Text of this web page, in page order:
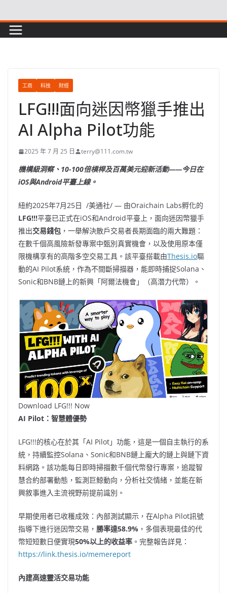
to
content
工商 科技 財經
LFG!!!面向迷因幣獵手推出
AI Alpha Pilot功能
2025 年 7 月 25 日 terry@111.com.tw
機構級洞察、 10-100倍槓桿及百萬美元迎新活動——今日在
iOS與Android平臺上線。
紐約2025年7月25日 /美通社/ — 由Oraichain Labs孵化的
LFG!!!平臺已正式在iOS和Android平臺上，面向迷因幣獵手
推出交易錢包 ，一舉解決散戶交易者長期面臨的兩大難題：
在數千個高風險新發專案中甄別真實機會，以及使用原本僅
限機構享有的高階多空交易工具。該平臺搭載由Thesis.io驅
動的AI Pilot系統，作為不間斷掃描器，能即時捕捉Solana、
Sonic和BNB鏈上的新興「阿爾法機會」（高潛力代幣）。
Download LFG!!! Now
AI Pilot：智慧體優勢
LFG!!!的核心在於其「AI Pilot」功能，這是一個自主執行的系
統，持續監控Solana、Sonic和BNB鏈上龐大的鏈上與鏈下資
料網路。該功能每日即時掃描數千個代幣發行專案，追蹤智
慧合約部署動態，監測巨鯨動向，分析社交情緒，並能在新
興敘事進入主流視野前提前識別。
早期使用者已收穫成效：內部測試顯示，在Alpha Pilot訊號
指導下進行迷因幣交易， 勝率達58.9% ，多個表現最佳的代
幣短短數日便實現50%以上的收益率 。完整報告詳見：
https://link.thesis.io/memereport
內建高速靈活交易功能